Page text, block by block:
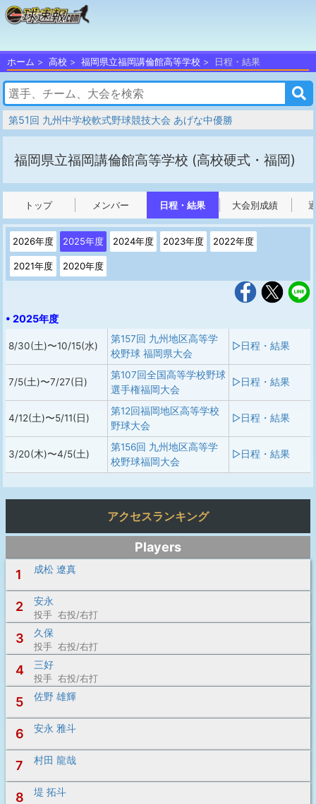
ホーム 高校 福岡県立福岡講倫館高等学校 日程・結果
第51回 九州中学校軟式野球競技大会 あげな中優勝
福岡県立福岡講倫館高等学校 (高校硬式・福岡)
トップ メンバー 日程・結果 大会別成績
2026年度 2025年度 2024年度 2023年度 2022年度
2021年度 2020年度
• 2025年度
8/30(土)〜10/15(水)
第157回 九州地区高等学
校野球 福岡県大会
▷日程・結果
7/5(土)〜7/27(日)
第107回全国高等学校野球
選手権福岡大会
▷日程・結果
4/12(土)〜5/11(日)
第12回福岡地区高等学校
野球大会
▷日程・結果
3/20(木)〜4/5(土)
第156回 九州地区高等学
校野球福岡大会
▷日程・結果
アクセスランキング
Players
1
成松 遼真
2 安永
投手 右投/右打
3 久保
投手 右投/右打
4 三好
投手 右投/右打
5 佐野 雄輝
6 安永 雅斗
7 村田 龍哉
8 堤 拓斗